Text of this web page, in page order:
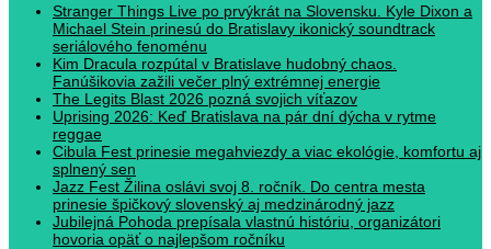
Stranger Things Live po prvýkrát na Slovensku. Kyle Dixon a
Michael Stein prinesú do Bratislavy ikonický soundtrack
seriálového fenoménu
Kim Dracula rozpútal v Bratislave hudobný chaos.
Fanúšikovia zažili večer plný extrémnej energie
The Legits Blast 2026 pozná svojich víťazov
Uprising 2026: Keď Bratislava na pár dní dýcha v rytme
reggae
Cibula Fest prinesie megahviezdy a viac ekológie, komfortu aj
splnený sen
Jazz Fest Žilina oslávi svoj 8. ročník. Do centra mesta
prinesie špičkový slovenský aj medzinárodný jazz
Jubilejná Pohoda prepísala vlastnú históriu, organizátori
hovoria opäť o najlepšom ročníku